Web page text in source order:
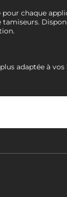
chaque
adaptée à vos